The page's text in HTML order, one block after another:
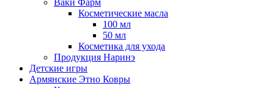
Ваки Фарм
Косметические масла
100 мл
50 мл
Косметика для ухода
Продукция Наринэ
Детские игры
Армянские Этно Ковры